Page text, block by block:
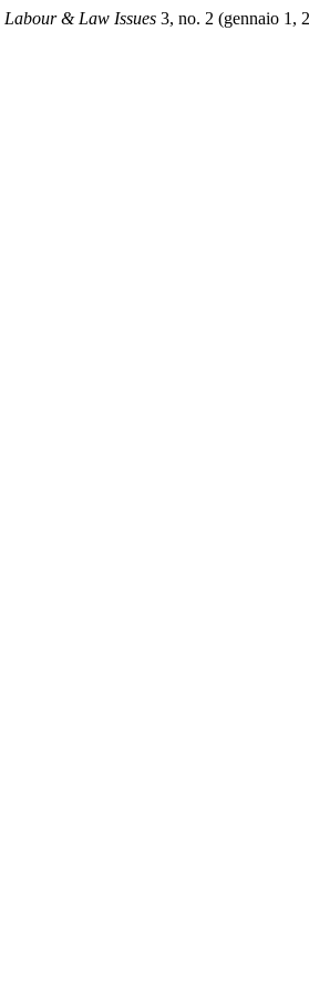
Labour & Law Issues 3, no. 2 (gennaio 1,